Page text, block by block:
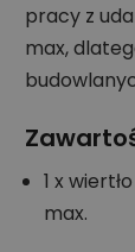
pracy z
max,
1 x
max.